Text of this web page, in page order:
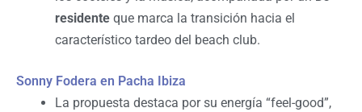
residente que marca la transición hacia el
característico tardeo del beach club.
Sonny Fodera en Pacha Ibiza
La propuesta destaca por su energía “feel-good”,